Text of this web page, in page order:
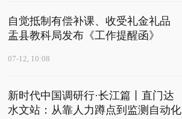
自觉抵制有偿补课、收受礼金礼品
盂县教科局发布《工作提醒函》
07-12, 10:08
新时代中国调研行·长江篇丨直门达
水文站：从靠人力蹲点到监测自动化